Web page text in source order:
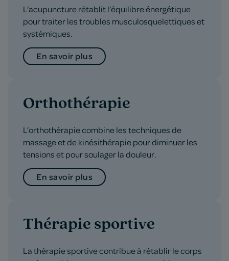
L’acupuncture rétablit l’équilibre énergétique
pour traiter les troubles musculosquelettiques et
systémiques.
En savoir plus
Orthothérapie
L’orthothérapie combine les techniques de
massage et de kinésithérapie pour diminuer les
tensions et pour soulager la douleur.
En savoir plus
Thérapie sportive
La thérapie sportive contribue à rétablir le corps